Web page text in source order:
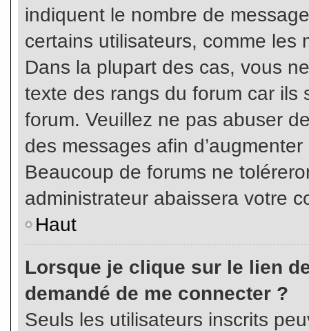
indiquent le nombre de
certains utilisateurs, comme les
Dans la plupart des cas, vous
texte des rangs du forum car ils
forum. Veuillez ne pas abuser
des messages afin
Beaucoup de forums ne
administrateur abaissera votre
Haut
Lorsque je clique sur le lien
demandé de me connecter ?
Seuls les utilisateurs inscrits